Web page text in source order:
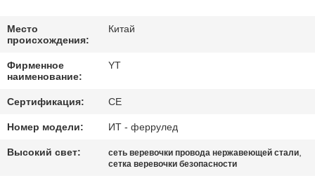
МЫ
НОВОСТИ
СПРОСИТЕ
ЦИТАТУ
Место
происхождения:
Китай
Фирменное
наименование:
YT
Сертификация: CE
Номер модели: ИТ - феррулед
Высокий свет: сеть веревочки провода нержавеющей стали,
сетка веревочки безопасности